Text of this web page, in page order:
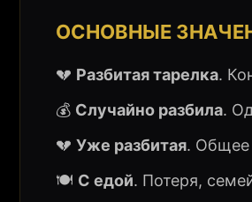
ОСНОВНЫЕ
💔 Разбитая тарелка.
💰 Случайно разбила.
💔 Уже разбитая. Общее
🍽️ С едой. Потеря,